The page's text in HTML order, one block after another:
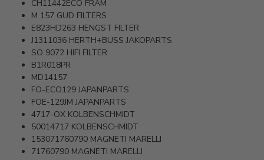
CH11442ECO FRAM
M 157 GUD FILTERS
E823HD263 HENGST FILTER
J1311036 HERTH+BUSS JAKOPARTS
SO 9072 HIFI FILTER
B1R018PR
MD14157
FO-ECO129 JAPANPARTS
FOE-129JM JAPANPARTS
4717-OX KOLBENSCHMIDT
50014717 KOLBENSCHMIDT
153071760790 MAGNETI MARELLI
71760790 MAGNETI MARELLI